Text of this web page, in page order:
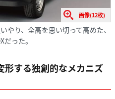
画像(12枚)
やり、全高を思い切って高めた、
った。
形する独創的なメカニズ